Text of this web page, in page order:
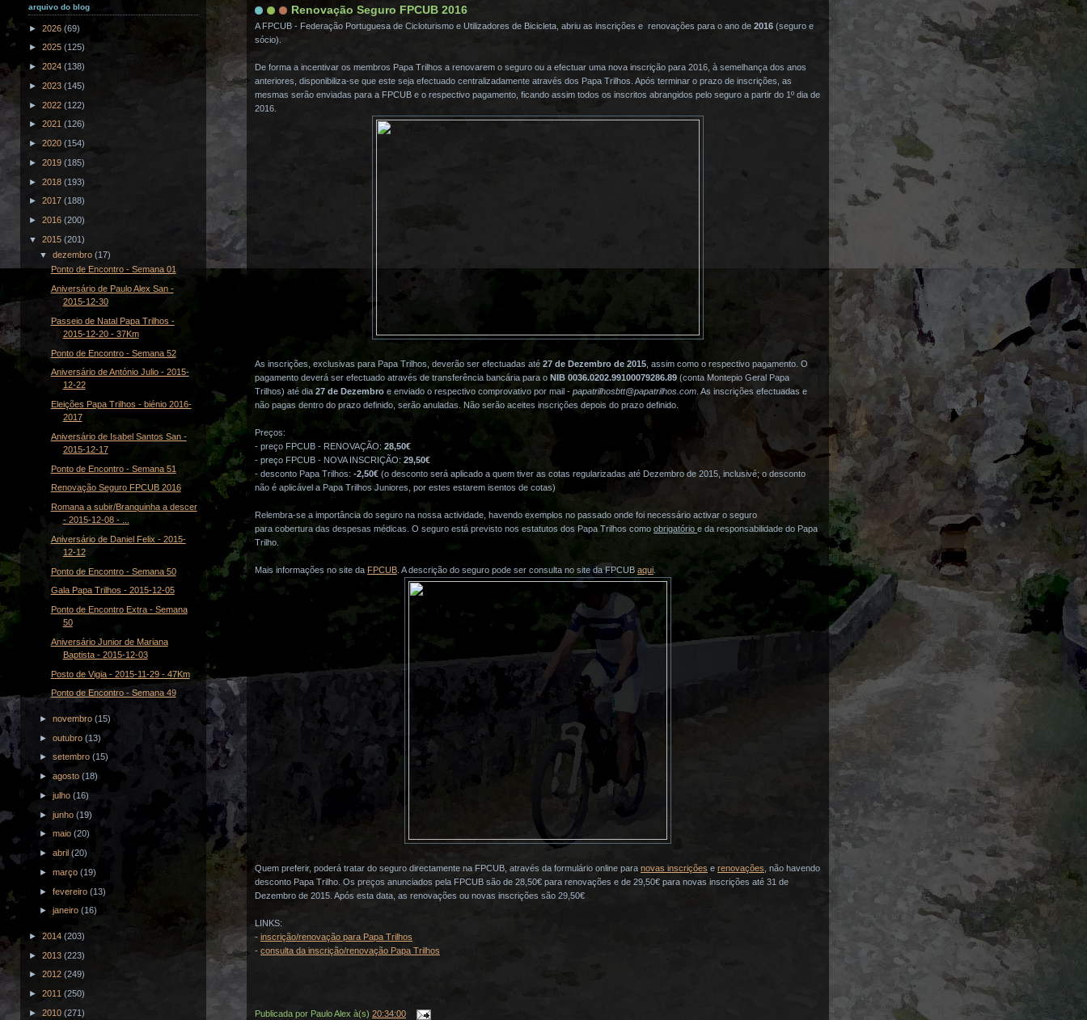
arquivo do blog
► 2026 (69)
► 2025 (125)
► 2024 (138)
► 2023 (145)
► 2022 (122)
► 2021 (126)
► 2020 (154)
► 2019 (185)
► 2018 (193)
► 2017 (188)
► 2016 (200)
▼ 2015 (201)
▼dezembro(17)
Ponto de Encontro - Semana 01
Aniversário de Paulo Alex San -
2015-12-30
Passeio de Natal Papa Trilhos -
2015-12-20 - 37Km
Ponto de Encontro - Semana 52
Aniversário de António Julio - 2015-
12-22
Eleições Papa Trilhos - biénio 2016-
2017
Aniversário de Isabel Santos San -
2015-12-17
Ponto de Encontro - Semana 51
Renovação Seguro FPCUB 2016
Romana a subir/Branquinha a descer
- 2015-12-08 - ...
Aniversário de Daniel Felix - 2015-
12-12
Ponto de Encontro - Semana 50
Gala Papa Trilhos - 2015-12-05
Ponto de Encontro Extra - Semana
50
Aniversário Junior de Mariana
Baptista - 2015-12-03
Posto de Vigia - 2015-11-29 - 47Km
Ponto de Encontro - Semana 49
►novembro(15)
►outubro(13)
►setembro(15)
►agosto(18)
►julho(16)
►junho(19)
►maio(20)
►abril(20)
►março(19)
►fevereiro(13)
►janeiro(16)
► 2014 (203)
► 2013 (223)
► 2012 (249)
► 2011 (250)
► 2010 (271)
Renovação Seguro FPCUB 2016
A FPCUB - Federação Portuguesa de Cicloturismo e Utilizadores de Bicicleta, abriu as inscrições e renovações para o ano de 2016 (seguro e
sócio).
De forma a incentivar os membros Papa Trilhos a renovarem o seguro ou a efectuar uma nova inscrição para 2016, à semelhança dos anos
anteriores, disponibiliza-se que este seja efectuado centralizadamente através dos Papa Trilhos. Após terminar o prazo de inscrições, as
mesmas serão enviadas para a FPCUB e o respectivo pagamento, ficando assim todos os inscritos abrangidos pelo seguro a partir do 1º dia de
2016.
As inscrições, exclusivas para Papa Trilhos, deverão ser efectuadas até 27 de Dezembro de 2015, assim como o respectivo pagamento. O
pagamento deverá ser efectuado através de transferência bancária para o NIB 0036.0202.99100079286.89 (conta Montepio Geral Papa
Trilhos) até dia 27 de Dezembro e enviado o respectivo comprovativo por mail - papatrilhosbtt@papatrilhos.com. As inscrições efectuadas e
não pagas dentro do prazo definido, serão anuladas. Não serão aceites inscrições depois do prazo definido.
Preços:
- preço FPCUB - RENOVAÇÃO: 28,50€
- preço FPCUB - NOVA INSCRIÇÃO: 29,50€
- desconto Papa Trilhos: -2,50€ (o desconto será aplicado a quem tiver as cotas regularizadas até Dezembro de 2015, inclusivé; o desconto
não é aplicável a Papa Trilhos Juniores, por estes estarem isentos de cotas)
Relembra-se a importância do seguro na nossa actividade, havendo exemplos no passado onde foi necessário activar o seguro
para cobertura das despesas médicas. O seguro está previsto nos estatutos dos Papa Trilhos como obrigatório e da responsabilidade do Papa
Trilho.
Mais informações no site da FPCUB. A descrição do seguro pode ser consulta no site da FPCUB aqui.
Quem preferir, poderá tratar do seguro directamente na FPCUB, através da formulário online para novas inscrições e renovações, não havendo
desconto Papa Trilho. Os preços anunciados pela FPCUB são de 28,50€ para renovações e de 29,50€ para novas inscrições até 31 de
Dezembro de 2015. Após esta data, as renovações ou novas inscrições são 29,50€
LINKS:
- inscrição/renovação para Papa Trilhos
- consulta da inscrição/renovação Papa Trilhos
Publicada por Paulo Alex à(s) 20:34:00